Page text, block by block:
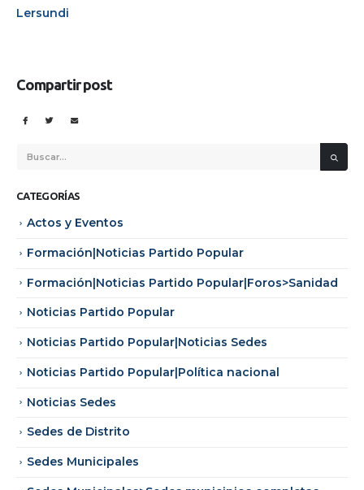
Lersundi
Compartir post
CATEGORÍAS
Actos y Eventos
Formación|Noticias Partido Popular
Formación|Noticias Partido Popular|Foros>Sanidad
Noticias Partido Popular
Noticias Partido Popular|Noticias Sedes
Noticias Partido Popular|Política nacional
Noticias Sedes
Sedes de Distrito
Sedes Municipales